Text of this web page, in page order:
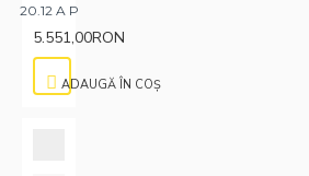
20.12 A P
5.551,00RON
ADAUGĂ ÎN COŞ